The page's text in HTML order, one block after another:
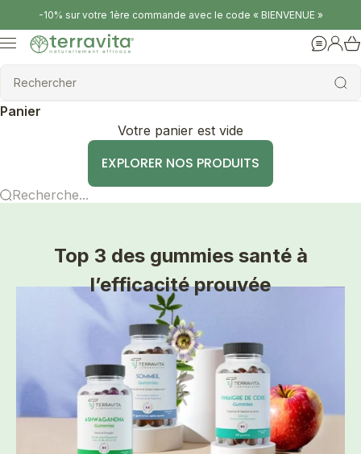
Passer au contenu
-10% sur votre 1ère commande avec le code « BIENVENUE »
Terravita
Rechercher
Rechercher
Menu Aide
Panier
Votre panier est vide
EXPLORER NOS PRODUITS
Recherche...
Top 3 des gummies santé à
l’efficacité prouvée